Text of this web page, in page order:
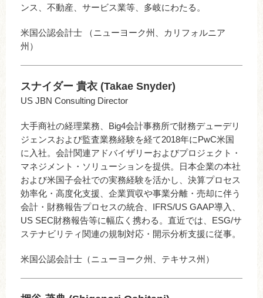
ンス、不動産、サービス業等、多岐にわたる。
米国公認会計士 （ニューヨーク州、カリフォルニア
州）
スナイダー 貴衣 (Takae Snyder)
US JBN Consulting Director
大手商社の経理業務、Big4会計事務所で財務デューデリ
ジェンスおよび監査業務経験を経て2018年にPwC米国
に入社。会計関連アドバイザリーおよびプロジェクト・
マネジメント・ソリューションを提供。日本企業の本社
および米国子会社での実務経験を活かし、決算プロセス
効率化・高度化支援、企業買収や事業分離・売却に伴う
会計・財務報告プロセスの統合、IFRS/US GAAP導入、
US SEC財務報告等に幅広く携わる。直近では、ESG/サ
ステナビリティ関連の規制対応・開示分析支援に従事。
米国公認会計士（ニューヨーク州、テキサス州）